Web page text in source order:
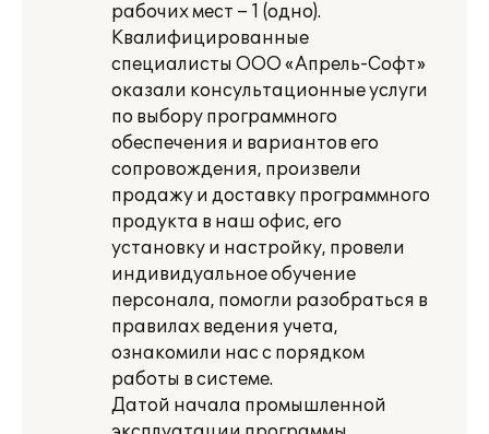
рабочих мест – 1 (одно).
Квалифицированные
специалисты ООО «Апрель-Софт»
оказали консультационные услуги
по выбору программного
обеспечения и вариантов его
сопровождения, произвели
продажу и доставку программного
продукта в наш офис, его
установку и настройку, провели
индивидуальное обучение
персонала, помогли разобраться в
правилах ведения учета,
ознакомили нас с порядком
работы в системе.
Датой начала промышленной